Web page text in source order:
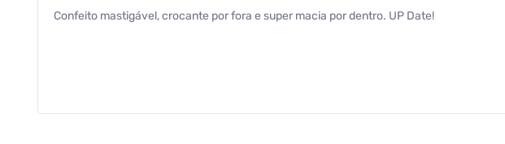
Confeito mastigável, crocante por fora e super macia por dentro. UP Date!